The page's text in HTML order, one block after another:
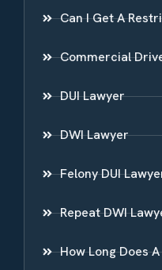
Can I Get A
Commercial
DUI Lawyer
DWI Lawyer
Felony DUI
Repeat DWI
How Long Does